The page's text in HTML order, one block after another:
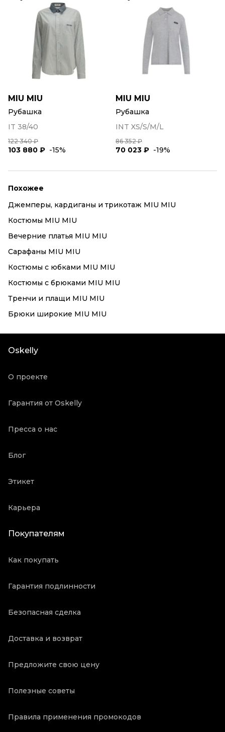
MIU MIU
Рубашка
IT 38/40
122 340 ₽
103 880 ₽ -15%
MIU MIU
Рубашка
INT XS/S/M/L
86 352 ₽
70 023 ₽ -19%
Похожее
Джемперы, кардиганы и трикотаж MIU MIU
Костюмы MIU MIU
Вечерние платья MIU MIU
Сарафаны MIU MIU
Костюмы с юбками MIU MIU
Костюмы с брюками MIU MIU
Тренчи и плащи MIU MIU
Брюки широкие MIU MIU
Oskelly
О проекте
Гарантия от Oskelly
Пресса о нас
Блог
Этикет
Карьера
Покупателям
Как покупать
Гарантия подлинности
Безопасная сделка
Доставка и возврат
Предложите свою цену
Полезные советы
Правила применения промокодов